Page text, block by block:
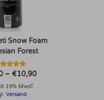
Snow Foam
Forest
mit
5.00
von 5
–€10,90Preisspanne:
19% MwsT.
Versand